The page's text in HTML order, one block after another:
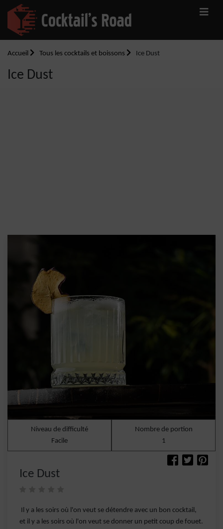
Accueil Tous les cocktails et boissons Ice Dust
Ice Dust
Niveau de difficulté
Facile
Nombre de portion
1
Ice Dust
Il y a les soirs où l'on veut se détendre avec un bon cocktail,
et il y a les soirs où l'on veut se donner un petit coup de fouet.